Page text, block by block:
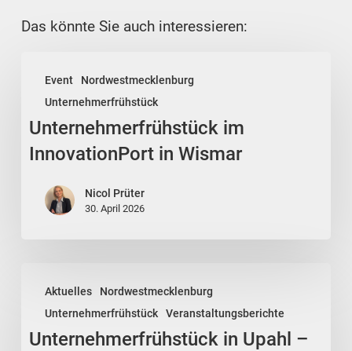
Das könnte Sie auch interessieren:
Event
Nordwestmecklenburg
Unternehmerfrühstück
InnovationPort
in
Wismar
Unternehmerfrühstück im
InnovationPort in Wismar
Nicol Prüter
30. April 2026
Aktuelles
Nordwestmecklenburg
Unternehmerfrühstück
Veranstaltungsberichte
Upahl
–Unternehmerfrühstück in Upahl –